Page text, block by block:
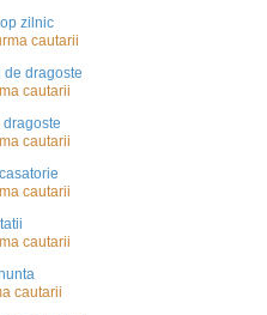
zilnic
cautarii
de dragoste
cautarii
dragoste
cautarii
cautarii
cautarii
cautarii